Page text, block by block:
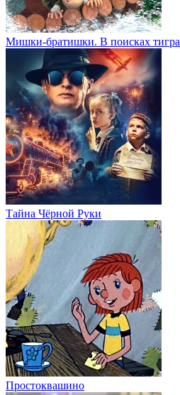
Мишки-братишки. В поисках тигра
Тайна Чёрной Руки
Простоквашино